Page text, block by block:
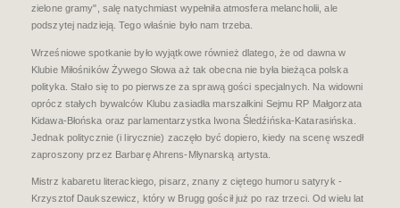
zielone gramy", salę natychmiast wypełniła atmosfera melancholii, ale
podszytej nadzieją. Tego właśnie było nam trzeba.
Wrześniowe spotkanie było wyjątkowe również dlatego, że od dawna w
Klubie Miłośników Żywego Słowa aż tak obecna nie była bieżąca polska
polityka. Stało się to po pierwsze za sprawą gości specjalnych. Na widowni
oprócz stałych bywalców Klubu zasiadła marszałkini Sejmu RP Małgorzata
Kidawa-Błońska oraz parlamentarzystka Iwona Śledźińska-Katarasińska.
Jednak politycznie (i lirycznie) zaczęło być dopiero, kiedy na scenę wszedł
zaproszony przez Barbarę Ahrens-Młynarską artysta.
Mistrz kabaretu literackiego, pisarz, znany z ciętego humoru satyryk -
Krzysztof Daukszewicz, który w Brugg gościł już po raz trzeci. Od wielu lat